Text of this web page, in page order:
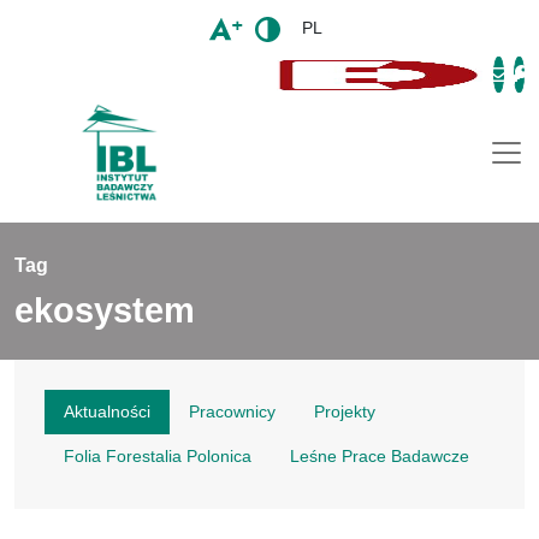
PL
Tag
ekosystem
Aktualności Pracownicy Projekty
Folia Forestalia Polonica Leśne Prace Badawcze